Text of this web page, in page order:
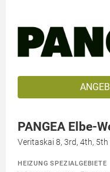
PANGEA Elbe-
Veritaskai 8, 3rd, 4th,
HEIZUNG SPEZIALGEBIETE